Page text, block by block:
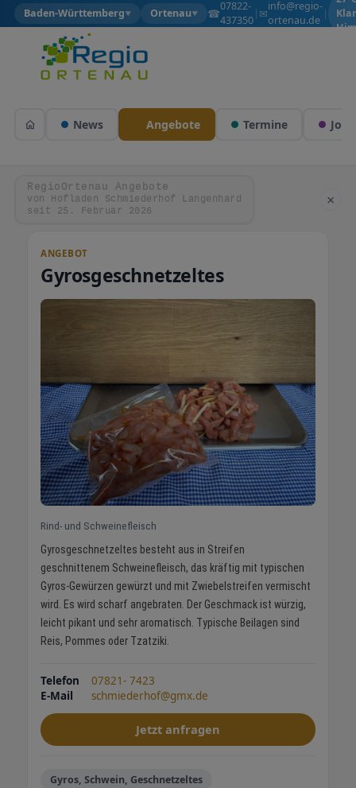
Baden-Württemberg▼ Ortenau▼ ☎07822-
437350
| ✉info@regio-
ortenau.de
|
News Angebote Termine Jobs
RegioOrtenau Angebote
von Hofladen Schmiederhof Langenhard
seit 25. Februar 2026
×
ANGEBOT
Gyrosgeschnetzeltes
Rind- und Schweinefleisch
Gyrosgeschnetzeltes besteht aus in Streifen
geschnittenem Schweinefleisch, das kräftig mit typischen
Gyros-Gewürzen gewürzt und mit Zwiebelstreifen vermischt
wird. Es wird scharf angebraten. Der Geschmack ist würzig,
leicht pikant und sehr aromatisch. Typische Beilagen sind
Reis, Pommes oder Tzatziki.
Telefon
07821- 7423
E-Mail
schmiederhof@gmx.de
Jetzt anfragen
Gyros, Schwein, Geschnetzeltes